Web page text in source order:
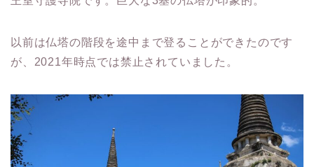
以前は仏塔の階段を途中まで登ることができたのです
が、2021年時点では禁止されていました。